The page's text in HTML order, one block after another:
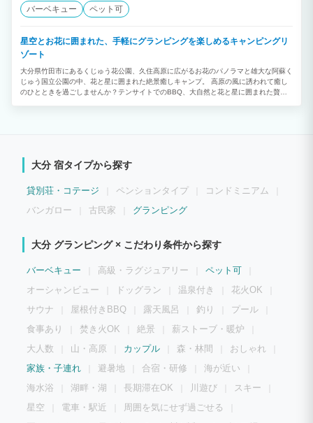
バーベキュー ペット可
星空とお花に囲まれた、手軽にグランピングを楽しめるキャンピングリ
ゾート
大分県竹田市にあるくじゅう花公園、久住高原に広がるお花のパノラマと雄大な阿蘇く
じゅう国立公園の中、花と星に囲まれた絶景癒しキャンプ。 高原の風に誘われて癒し
のひとときを過ごしませんか？テンサイトでのBBQ、大自然と花と星に囲まれた贅沢
大分 宿タイプから探す
貸別荘・コテージ ペンションタイプ
コンドミニアム
バンガロー
古民家 グランピング
大分 グランピング × こだわり条件から探す
バーベキュー 高級・ラグジュアリー
ペット可
オーシャンビュー
ドッグラン 温泉付き
花火OK
サウナ
屋根付きBBQ 露天風呂 釣り
プール
食事あり
焚き火OK 絶景
薪ストーブ・暖炉
大人数
山・高原 カップル 森・林間
おしゃれ
家族・子連れ
避暑地 合宿・研修
海が近い
海水浴
湖畔・湖 長期滞在OK 川遊び
スキー
星空
電車・駅近
周囲を気にせず過ごせる